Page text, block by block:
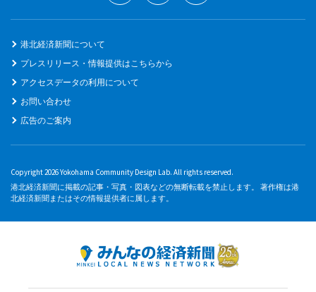
港北経済新聞について
プレスリリース・情報提供はこちらから
アクセスデータの利用について
お問い合わせ
広告のご案内
Copyright 2026 Yokohama Community Design Lab. All rights reserved.
港北経済新聞に掲載の記事・写真・図表などの無断転載を禁止します。 著作権は港
北経済新聞またはその情報提供者に属します。